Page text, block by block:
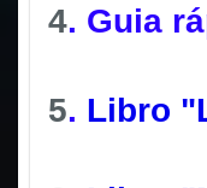
4. Guia
5. Libro